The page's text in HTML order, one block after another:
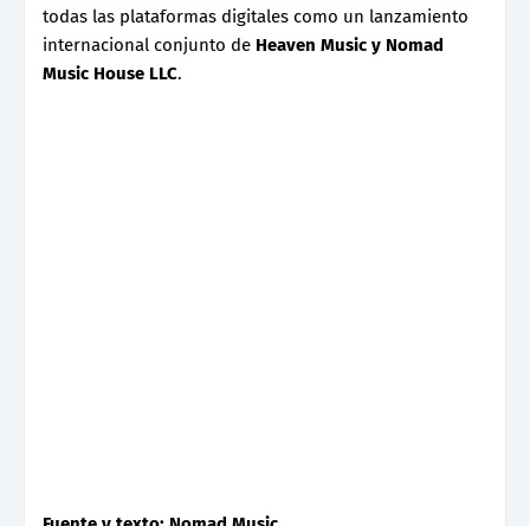
todas las plataformas digitales como un lanzamiento
internacional conjunto de Heaven Music y Nomad
Music House LLC.